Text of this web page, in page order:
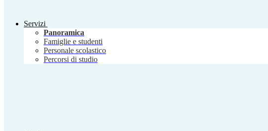
Servizi
Panoramica
Famiglie e studenti
Personale scolastico
Percorsi di studio